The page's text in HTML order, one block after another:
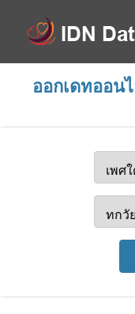
ออกเดทออน